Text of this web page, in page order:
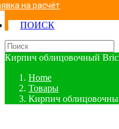
на расчёт
ПОИСК
Кирпич облицовочный
Home
Товары
Кирпич